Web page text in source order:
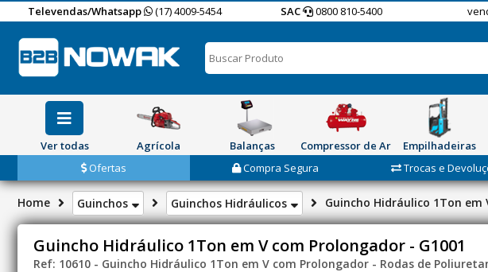
Televendas/Whatsapp (17) 4009-5454 SAC 0800 810-5400
Ver todas Agrícola Balanças Compressor de Ar Empilhadeiras
Ofertas
Compra Segura Trocas e
Home Guinchos Guinchos Hidráulicos Guincho Hidráulico 1Ton em
Guincho Hidráulico 1Ton em V com Prolongador - G1001
Ref: 10610 - Guincho Hidráulico 1Ton em V com Prolongador - Rodas de